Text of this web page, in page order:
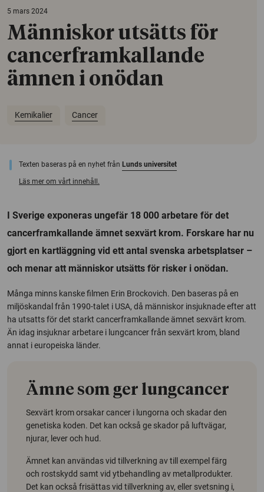
5 mars 2024
Människor utsätts för
cancerframkallande
ämnen i onödan
Kemikalier Cancer
Texten baseras på en nyhet från Lunds universitet
Läs mer om vårt innehåll.
I Sverige exponeras ungefär 18 000 arbetare för det
cancerframkallande ämnet sexvärt krom. Forskare har nu
gjort en kartläggning vid ett antal svenska arbetsplatser –
och menar att människor utsätts för risker i onödan.
Många minns kanske filmen Erin Brockovich. Den baseras på en
miljöskandal från 1990-talet i USA, då människor insjuknade efter att
ha utsatts för det starkt cancerframkallande ämnet sexvärt krom.
Än idag insjuknar arbetare i lungcancer från sexvärt krom, bland
annat i europeiska länder.
Ämne som ger lungcancer
Sexvärt krom orsakar cancer i lungorna och skadar den
genetiska koden. Det kan också ge skador på luftvägar,
njurar, lever och hud.
Ämnet kan användas vid tillverkning av till exempel färg
och rostskydd samt vid ytbehandling av metallprodukter.
Det kan också frisättas vid tillverkning av, eller svetsning i,